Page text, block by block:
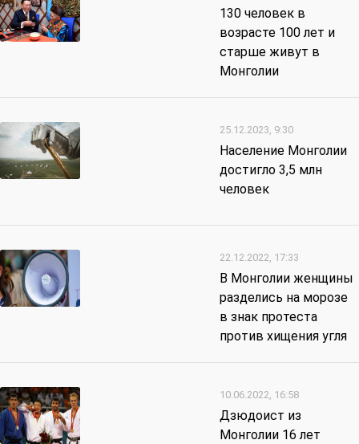
130 человек в
возрасте 100 лет и
старше живут в
Монголии
25.12.2023, 9:30
Население Монголии
достигло 3,5 млн
человек
22.12.2022, 17:33
В Монголии женщины
разделись на морозе
в знак протеста
против хищения угля
10.06.2022, 16:58
Дзюдоист из
Монголии 16 лет